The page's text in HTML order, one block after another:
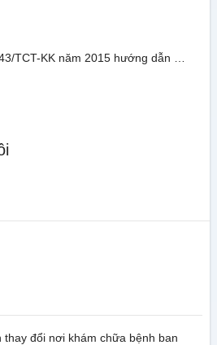
TCT-KK năm 2015 hướng dẫn …
thay đổi nơi khám chữa bệnh ban